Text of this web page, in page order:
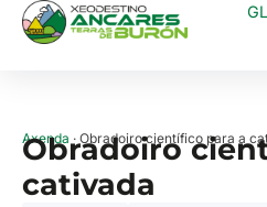
GL
Axenda · Obradoiro científico para a
Obradoiro
cativada